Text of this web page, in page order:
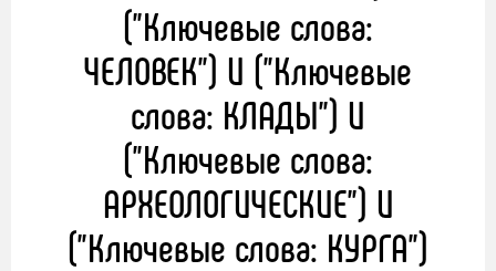
("Ключевые слова:
ЧЕЛОВЕК") И ("Ключевые
слова: КЛАДЫ") И
("Ключевые слова:
АРХЕОЛОГИЧЕСКИЕ") И
("Ключевые слова: КУРГА")